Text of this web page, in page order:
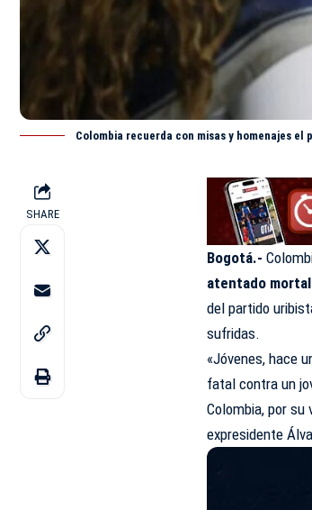
Colombia recuerda con misas y homenajes
SHARE
Bogotá.-
atentado
del partido
sufridas.
«Jóvenes, hace
fatal contra un
Colombia, por
expresidente